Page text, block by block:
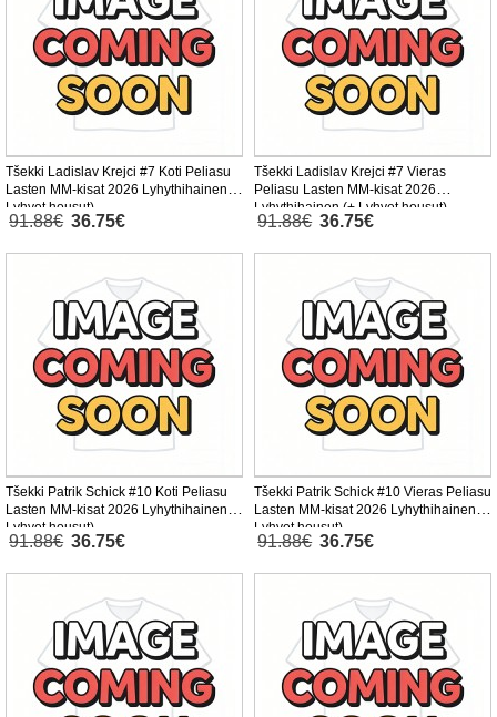
Tšekki Ladislav Krejci #7 Koti Peliasu
Lasten MM-kisat 2026 Lyhythihainen (+
Lyhyet housut)
91.88€ 36.75€
Tšekki Ladislav Krejci #7 Vieras
Peliasu Lasten MM-kisat 2026
Lyhythihainen (+ Lyhyet housut)
91.88€ 36.75€
Tšekki Patrik Schick #10 Koti Peliasu
Lasten MM-kisat 2026 Lyhythihainen (+
Lyhyet housut)
91.88€ 36.75€
Tšekki Patrik Schick #10 Vieras Peliasu
Lasten MM-kisat 2026 Lyhythihainen (+
Lyhyet housut)
91.88€ 36.75€